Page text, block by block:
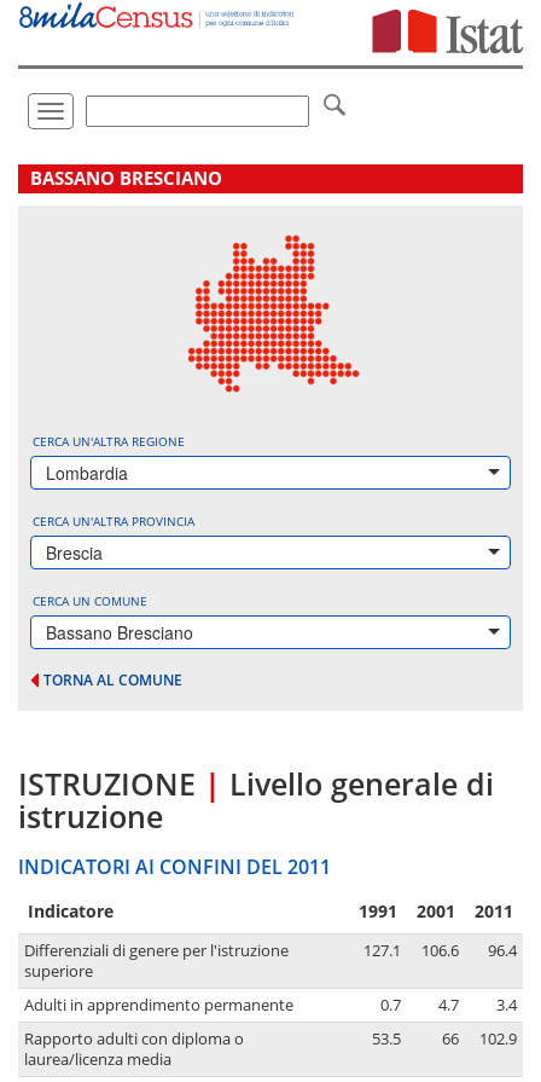
Vai
direttamente
Toggle
navigation
.
BASSANO BRESCIANO
CERCA UN'ALTRA REGIONE
Lombardia
CERCA UN'ALTRA PROVINCIA
Brescia
CERCA UN COMUNE
Bassano Bresciano
TORNA AL COMUNE
ISTRUZIONE | Livello generale di
istruzione
INDICATORI AI CONFINI DEL 2011
Indicatore 1991 2001 2011
Differenziali di genere per l'istruzione
superiore
127.1 106.6 96.4
Adulti in apprendimento permanente 0.7 4.7
3.4
Rapporto adulti con diploma o
laurea/licenza media
53.5 66 102.9